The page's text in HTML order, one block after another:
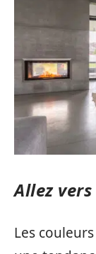
Allez
Les